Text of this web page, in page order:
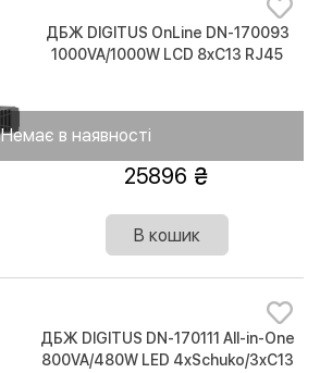
Немає в наявності
ДБЖ DIGITUS OnLine DN-170093
1000VA/1000W LCD 8xC13 RJ45
25896
В кошик
ДБЖ DIGITUS DN-170111 All-in-One
800VA/480W LED 4xSchuko/3xC13